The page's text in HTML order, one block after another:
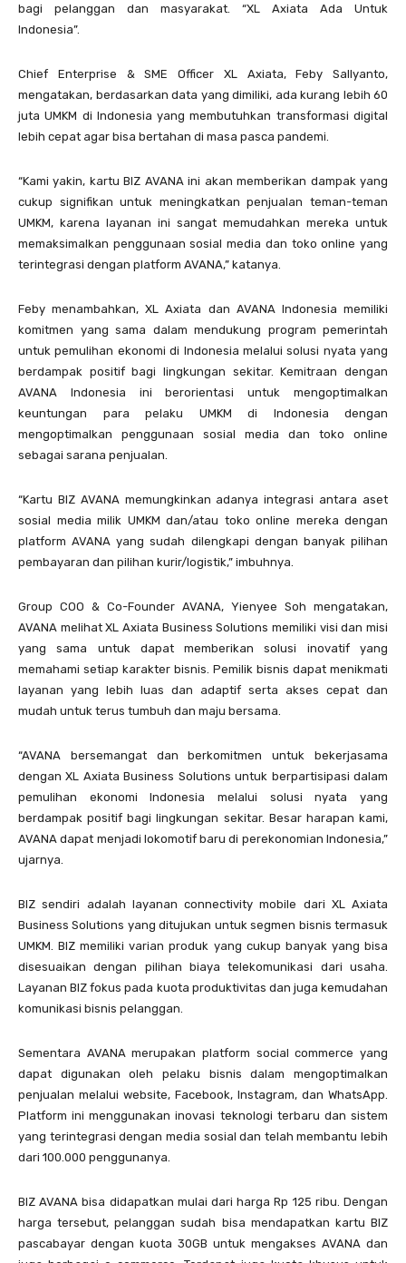
bagi pelanggan dan masyarakat. “XL Axiata Ada Untuk
Indonesia”.
Chief Enterprise & SME Officer XL Axiata, Feby Sallyanto,
mengatakan, berdasarkan data yang dimiliki, ada kurang lebih 60
juta UMKM di Indonesia yang membutuhkan transformasi digital
lebih cepat agar bisa bertahan di masa pasca pandemi.
“Kami yakin, kartu BIZ AVANA ini akan memberikan dampak yang
cukup signifikan untuk meningkatkan penjualan teman-teman
UMKM, karena layanan ini sangat memudahkan mereka untuk
memaksimalkan penggunaan sosial media dan toko online yang
terintegrasi dengan platform AVANA,” katanya.
Feby menambahkan, XL Axiata dan AVANA Indonesia memiliki
komitmen yang sama dalam mendukung program pemerintah
untuk pemulihan ekonomi di Indonesia melalui solusi nyata yang
berdampak positif bagi lingkungan sekitar. Kemitraan dengan
AVANA Indonesia ini berorientasi untuk mengoptimalkan
keuntungan para pelaku UMKM di Indonesia dengan
mengoptimalkan penggunaan sosial media dan toko online
sebagai sarana penjualan.
“Kartu BIZ AVANA memungkinkan adanya integrasi antara aset
sosial media milik UMKM dan/atau toko online mereka dengan
platform AVANA yang sudah dilengkapi dengan banyak pilihan
pembayaran dan pilihan kurir/logistik,” imbuhnya.
Group COO & Co-Founder AVANA, Yienyee Soh mengatakan,
AVANA melihat XL Axiata Business Solutions memiliki visi dan misi
yang sama untuk dapat memberikan solusi inovatif yang
memahami setiap karakter bisnis. Pemilik bisnis dapat menikmati
layanan yang lebih luas dan adaptif serta akses cepat dan
mudah untuk terus tumbuh dan maju bersama.
“AVANA bersemangat dan berkomitmen untuk bekerjasama
dengan XL Axiata Business Solutions untuk berpartisipasi dalam
pemulihan ekonomi Indonesia melalui solusi nyata yang
berdampak positif bagi lingkungan sekitar. Besar harapan kami,
AVANA dapat menjadi lokomotif baru di perekonomian Indonesia,”
ujarnya.
BIZ sendiri adalah layanan connectivity mobile dari XL Axiata
Business Solutions yang ditujukan untuk segmen bisnis termasuk
UMKM. BIZ memiliki varian produk yang cukup banyak yang bisa
disesuaikan dengan pilihan biaya telekomunikasi dari usaha.
Layanan BIZ fokus pada kuota produktivitas dan juga kemudahan
komunikasi bisnis pelanggan.
Sementara AVANA merupakan platform social commerce yang
dapat digunakan oleh pelaku bisnis dalam mengoptimalkan
penjualan melalui website, Facebook, Instagram, dan WhatsApp.
Platform ini menggunakan inovasi teknologi terbaru dan sistem
yang terintegrasi dengan media sosial dan telah membantu lebih
dari 100.000 penggunanya.
BIZ AVANA bisa didapatkan mulai dari harga Rp 125 ribu. Dengan
harga tersebut, pelanggan sudah bisa mendapatkan kartu BIZ
pascabayar dengan kuota 30GB untuk mengakses AVANA dan